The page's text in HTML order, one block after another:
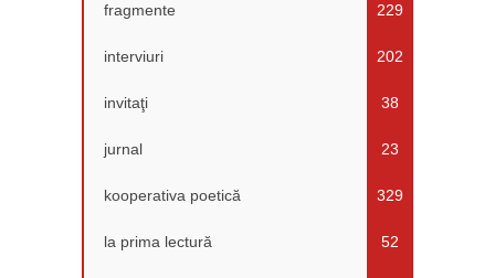
fragmente 229
interviuri 202
invitaţi 38
jurnal 23
kooperativa poetică 329
la prima lectură 52